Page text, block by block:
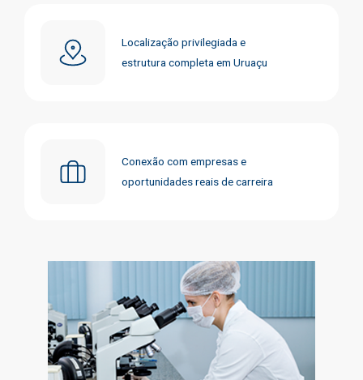
Localização privilegiada e
estrutura completa em Uruaçu
Conexão com empresas e
oportunidades reais de carreira